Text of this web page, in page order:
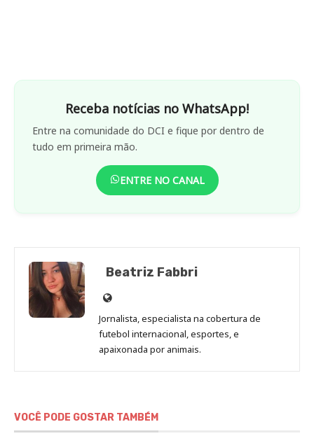
Receba notícias no WhatsApp!
Entre na comunidade do DCI e fique por dentro de
tudo em primeira mão.
ENTRE NO CANAL
Beatriz Fabbri
Site
de
Beatriz
Fabbri
Jornalista, especialista na cobertura de
futebol internacional, esportes, e
apaixonada por animais.
VOCÊ PODE GOSTAR TAMBÉM